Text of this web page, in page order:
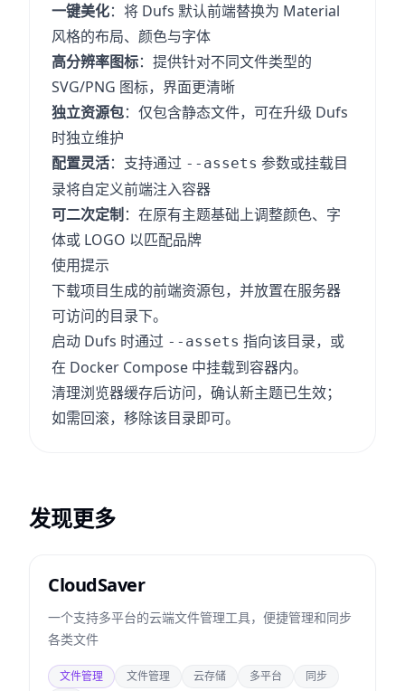
一键美化：将 Dufs 默认前端替换为 Material
风格的布局、颜色与字体
高分辨率图标：提供针对不同文件类型的
SVG/PNG 图标，界面更清晰
独立资源包：仅包含静态文件，可在升级 Dufs
时独立维护
配置灵活：支持通过 --assets 参数或挂载目
录将自定义前端注入容器
可二次定制 ：在原有主题基础上调整颜色、字
体或 LOGO 以匹配品牌
使用提示
下载项目生成的前端资源包，并放置在服务器
可访问的目录下。
启动 Dufs 时通过 --assets 指向该目录，或
在 Docker Compose 中挂载到容器内。
清理浏览器缓存后访问，确认新主题已生效；
如需回滚，移除该目录即可。
发现更多
CloudSaver
一个支持多平台的云端文件管理工具，便捷管理和同步
各类文件
文件管理 文件管理 云存储 多平台
同步